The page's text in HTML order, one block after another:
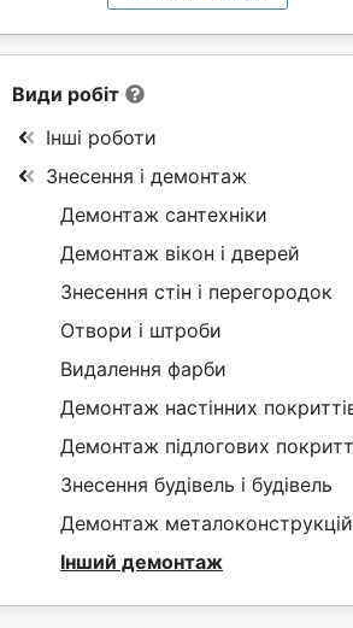
Види робіт
Інші роботи
Знесення і демонтаж
Демонтаж сантехніки
Демонтаж вікон і дверей
Знесення стін і перегородок
Отвори і штроби
Видалення фарби
Демонтаж настінних
Демонтаж підлогових
Знесення будівель і будівель
Демонтаж металоконструкцій
Інший демонтаж